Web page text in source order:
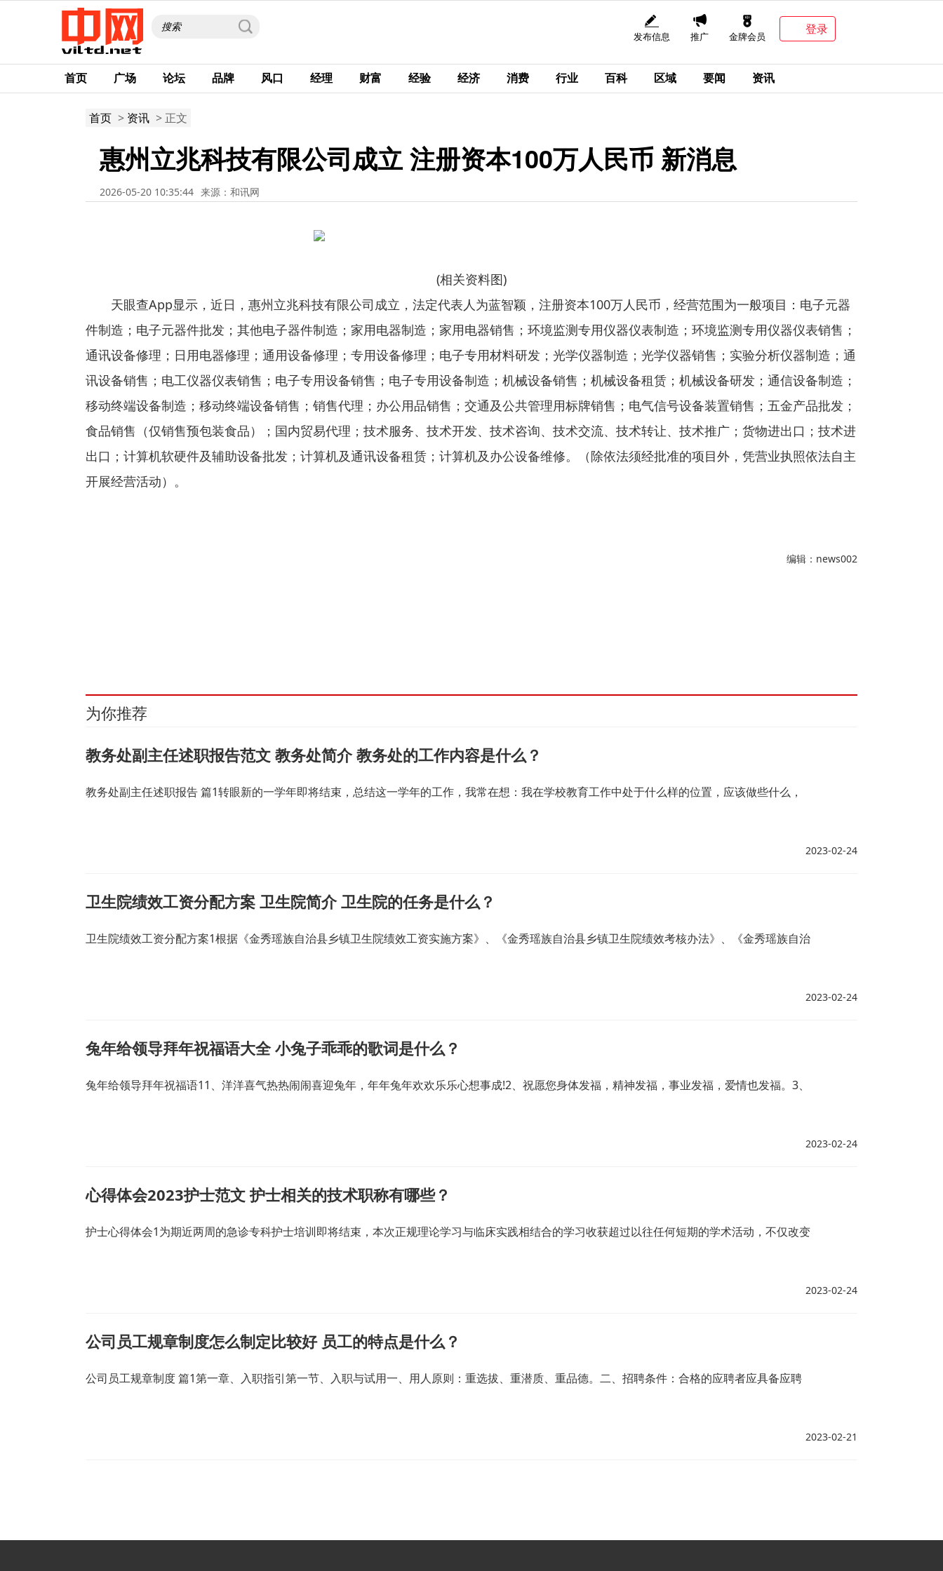
发布信息 推广 金牌会员
登录
首页 广场 论坛 品牌 风口 经理 财富 经验 经济 消费 行业 百科 区域 要闻 资讯
首页 > 资讯 > 正文
惠州立兆科技有限公司成立 注册资本100万人民币 新消息
2026-05-20 10:35:44 来源：和讯网
(相关资料图)
天眼查App显示，近日，惠州立兆科技有限公司成立，法定代表人为蓝智颖，注册资本100万人民币，经营范围为一般项目：电子元器
件制造；电子元器件批发；其他电子器件制造；家用电器制造；家用电器销售；环境监测专用仪器仪表制造；环境监测专用仪器仪表销售；
通讯设备修理；日用电器修理；通用设备修理；专用设备修理；电子专用材料研发；光学仪器制造；光学仪器销售；实验分析仪器制造；通
讯设备销售；电工仪器仪表销售；电子专用设备销售；电子专用设备制造；机械设备销售；机械设备租赁；机械设备研发；通信设备制造；
移动终端设备制造；移动终端设备销售；销售代理；办公用品销售；交通及公共管理用标牌销售；电气信号设备装置销售；五金产品批发；
食品销售（仅销售预包装食品）；国内贸易代理；技术服务、技术开发、技术咨询、技术交流、技术转让、技术推广；货物进出口；技术进
出口；计算机软硬件及辅助设备批发；计算机及通讯设备租赁；计算机及办公设备维修。（除依法须经批准的项目外，凭营业执照依法自主
开展经营活动）。
编辑：news002
为你推荐
教务处副主任述职报告范文 教务处简介 教务处的工作内容是什么？
教务处副主任述职报告 篇1转眼新的一学年即将结束，总结这一学年的工作，我常在想：我在学校教育工作中处于什么样的位置，应该做些什么，
2023-02-24
卫生院绩效工资分配方案 卫生院简介 卫生院的任务是什么？
卫生院绩效工资分配方案1根据《金秀瑶族自治县乡镇卫生院绩效工资实施方案》、《金秀瑶族自治县乡镇卫生院绩效考核办法》、《金秀瑶族自治
2023-02-24
兔年给领导拜年祝福语大全 小兔子乖乖的歌词是什么？
兔年给领导拜年祝福语11、洋洋喜气热热闹闹喜迎兔年，年年兔年欢欢乐乐心想事成!2、祝愿您身体发福，精神发福，事业发福，爱情也发福。3、
2023-02-24
心得体会2023护士范文 护士相关的技术职称有哪些？
护士心得体会1为期近两周的急诊专科护士培训即将结束，本次正规理论学习与临床实践相结合的学习收获超过以往任何短期的学术活动，不仅改变
2023-02-24
公司员工规章制度怎么制定比较好 员工的特点是什么？
公司员工规章制度 篇1第一章、入职指引第一节、入职与试用一、用人原则：重选拔、重潜质、重品德。二、招聘条件：合格的应聘者应具备应聘
2023-02-21